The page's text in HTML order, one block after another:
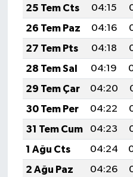
25 Tem Cts
04:15
26 Tem Paz
04:16
27 Tem Pts
04:18
28 Tem Sal
04:19
29 Tem Çar
04:20
30 Tem Per
04:22
31 Tem Cum
04:23
1 Ağu Cts
04:24
2 Ağu Paz
04:26